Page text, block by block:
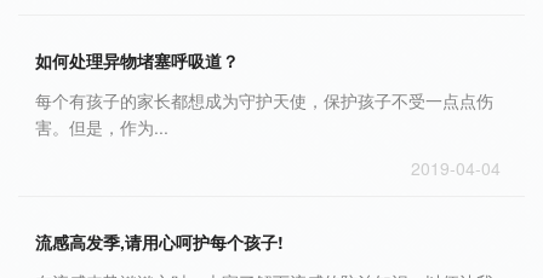
如何处理异物堵塞呼吸道？
每个有孩子的家长都想成为守护天使，保护孩子不受一点点伤
害。但是，作为...
2019-04-04
流感高发季,请用心呵护每个孩子!